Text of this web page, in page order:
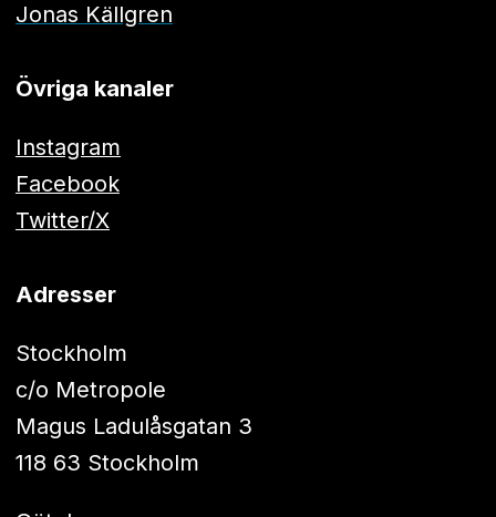
Jonas Källgren
Övriga kanaler
Instagram
Facebook
Twitter/X
Adresser
Stockholm
c/o Metropole
Magus Ladulåsgatan 3
118 63 Stockholm